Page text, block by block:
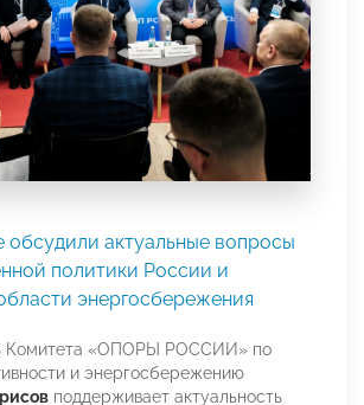
обсудили актуальные вопросы
политики России и
энергосбережения
Комитета «ОПОРЫ РОССИИ» по
и энергосбережению
поддерживает актуальность